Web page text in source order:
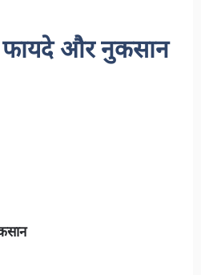
और नुकसान